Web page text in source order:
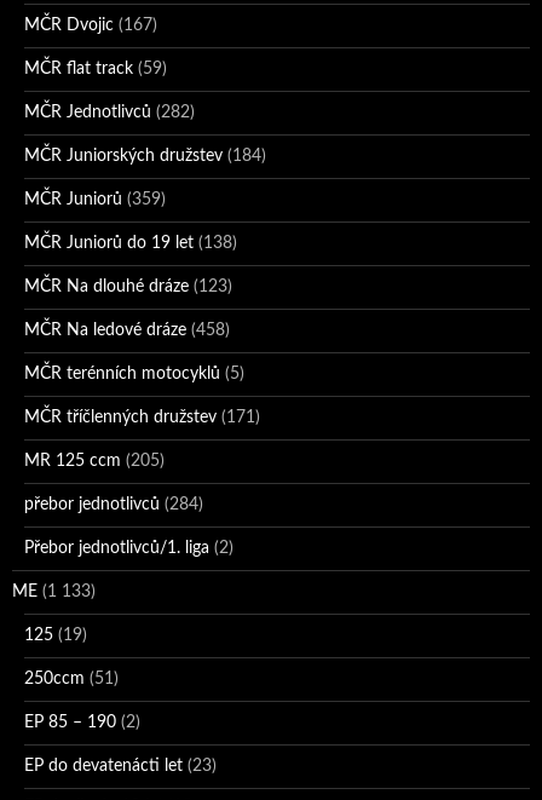
MČR Dvojic (167)
MČR flat track (59)
MČR Jednotlivců (282)
MČR Juniorských družstev (184)
MČR Juniorů (359)
MČR Juniorů do 19 let (138)
MČR Na dlouhé dráze (123)
MČR Na ledové dráze (458)
MČR terénních motocyklů (5)
MČR tříčlenných družstev (171)
MR 125 ccm (205)
přebor jednotlivců (284)
Přebor jednotlivců/1. liga (2)
ME (1 133)
125 (19)
250ccm (51)
EP 85 – 190 (2)
EP do devatenácti let (23)